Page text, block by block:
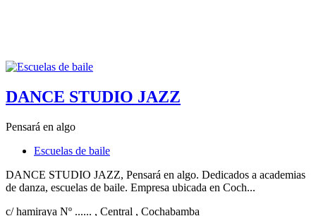
DANCE STUDIO JAZZ
Pensará en algo
Escuelas de baile
DANCE STUDIO JAZZ, Pensará en algo. Dedicados a academias
de danza, escuelas de baile. Empresa ubicada en Coch...
c/ hamiraya Nº ...... , Central , Cochabamba